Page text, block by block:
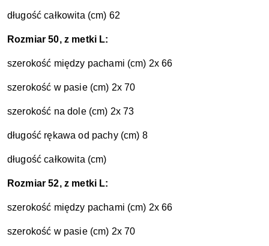
długość całkowita (cm) 62
Rozmiar 50, z metki L:
szerokość między pachami (cm) 2x 66
szerokość w pasie (cm) 2x 70
szerokość na dole (cm) 2x 73
długość rękawa od pachy (cm) 8
długość całkowita (cm)
Rozmiar 52, z metki L:
szerokość między pachami (cm) 2x 66
szerokość w pasie (cm) 2x 70